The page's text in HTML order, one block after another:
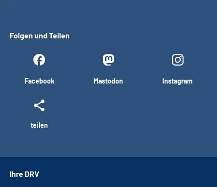
Folgen und Teilen
Facebook Mastodon Instagram
teilen
Ihre DRV